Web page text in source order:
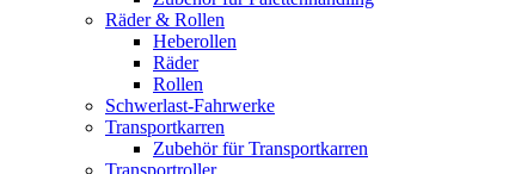
Räder & Rollen
Heberollen
Räder
Rollen
Schwerlast-Fahrwerke
Transportkarren
Zubehör für Transportkarren
Transportroller